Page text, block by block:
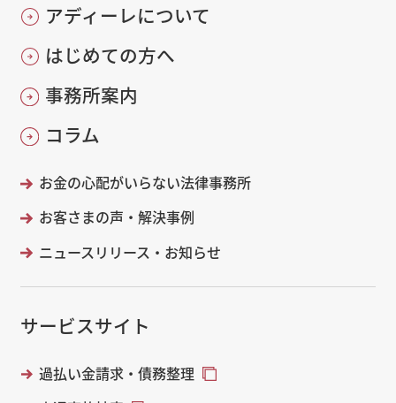
アディーレについて
はじめての方へ
事務所案内
コラム
お金の心配がいらない法律事務所
お客さまの声・解決事例
ニュースリリース・お知らせ
サービスサイト
過払い金請求・債務整理